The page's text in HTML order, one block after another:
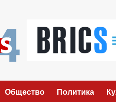
Общество Политика